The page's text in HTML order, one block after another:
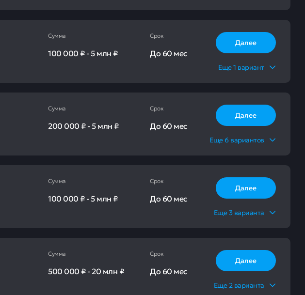
Сумма
100 000 ₽-5 млн ₽
Срок
До60 мес
Далее
Еще1 вариант
Сумма
200 000 ₽-5 млн ₽
Срок
До60 мес
Далее
Еще6вариантов
Сумма
100 000 ₽-5 млн ₽
Срок
До60 мес
Далее
Еще3 варианта
Сумма
500 000 ₽-20 млн ₽
Срок
До60 мес
Далее
Еще2 варианта